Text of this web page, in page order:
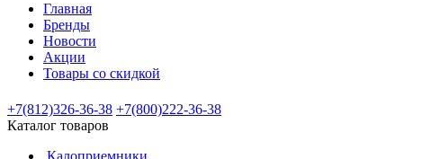
Главная
Бренды
Новости
Акции
Товары со скидкой
+7(812)326-36-38 +7(800)222-36-38
Каталог товаров
Калоприемники